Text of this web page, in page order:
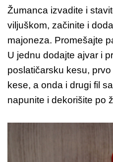
Žumanca izvadite i
viljuškom, začinite i
majoneza. Promešajte
U jednu dodajte ajvar i
poslatičarsku kesu,
kese, a onda i drugi fil
napunite i dekorišite po